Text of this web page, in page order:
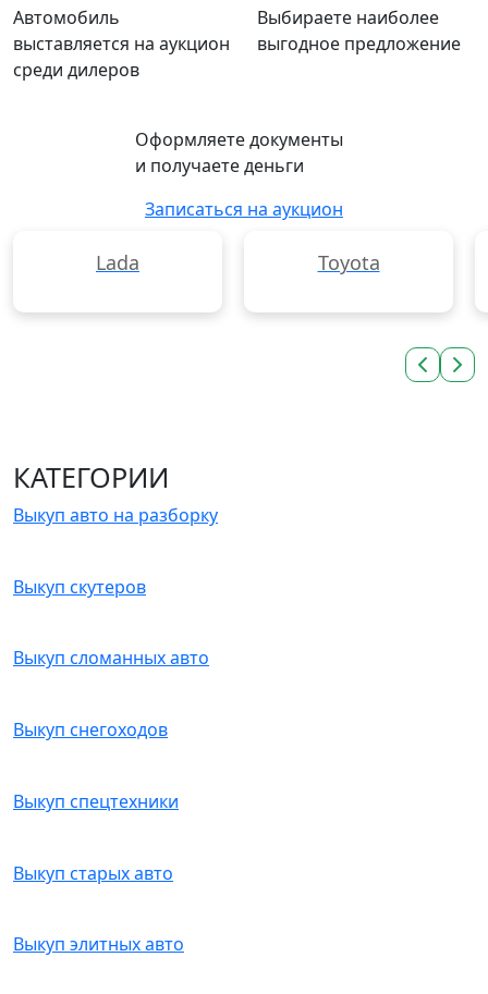
Автомобиль
выставляется на аукцион
среди дилеров
Выбираете наиболее
выгодное предложение
Оформляете документы
и получаете деньги
Записаться на аукцион
Lada Toyota
КАТЕГОРИИ
Выкуп авто на разборку
Выкуп скутеров
Выкуп сломанных авто
Выкуп снегоходов
Выкуп спецтехники
Выкуп старых авто
Выкуп элитных авто